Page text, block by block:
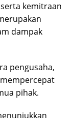
kemitraan
dampak
pengusaha,
pihak.